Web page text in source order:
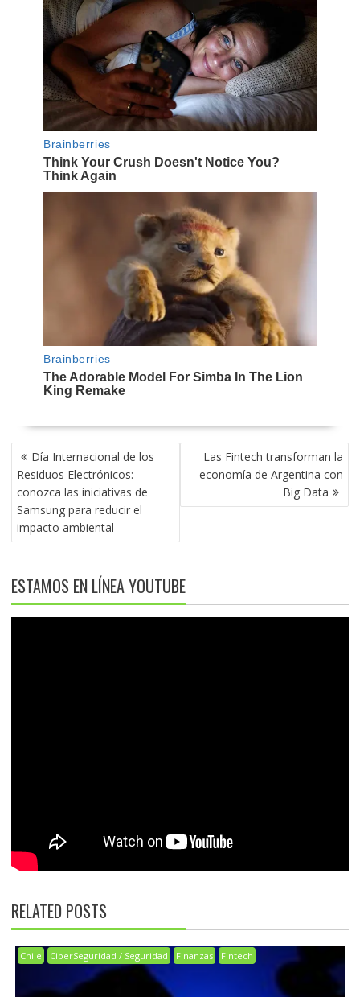
NAVEGACIÓN
DE
ENTRADAS
Día Internacional de los
Residuos Electrónicos:
conozca las iniciativas de
Samsung para reducir el
impacto ambiental
Las Fintech transforman la
economía de Argentina con
Big Data
ESTAMOS EN LÍNEA YOUTUBE
RELATED POSTS
Chile CiberSeguridad / Seguridad Finanzas Fintech